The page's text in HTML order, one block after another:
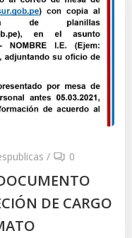
/ 0
DE CARGO